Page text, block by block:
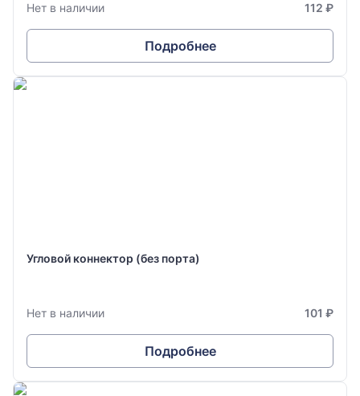
Нет в наличии 112 ₽
Подробнее
Угловой коннектор (без порта)
Нет в наличии 101 ₽
Подробнее